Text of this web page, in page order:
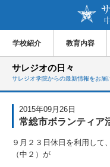
学校紹介 教育内容
サレジオの日々
サレジオ学院からの最新情報をお届
2015年09月26日
常総市ボランティア
９月２３日休日を利用して
（中２）が